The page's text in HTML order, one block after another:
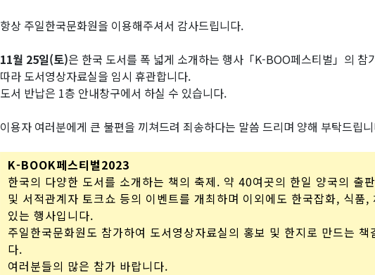
항상 주일한국문화원을 이용해주셔서 감사드립니다.
11월 25일(토)은 한국 도서를 폭 넓게 소개하는 행사「K-BOO페스티벌」의 참
따라 도서영상자료실을 임시 휴관합니다.
도서 반납은 1층 안내창구에서 하실 수 있습니다.
이용자 여러분에게 큰 불편을 끼쳐드려 죄송하다는 말씀 드리며 양해 부탁드립
K-BOOK페스티벌2023
한국의 다양한 도서를 소개하는 책의 축제. 약 40여곳의 한일 양국의 출
및 서적관계자 토크쇼 등의 이벤트를 개최하며 이외에도 한국잡화, 식품
있는 행사입니다.
주일한국문화원도 참가하여 도서영상자료실의 홍보 및 한지로 만드는
다.
여러분들의 많은 참가 바랍니다.